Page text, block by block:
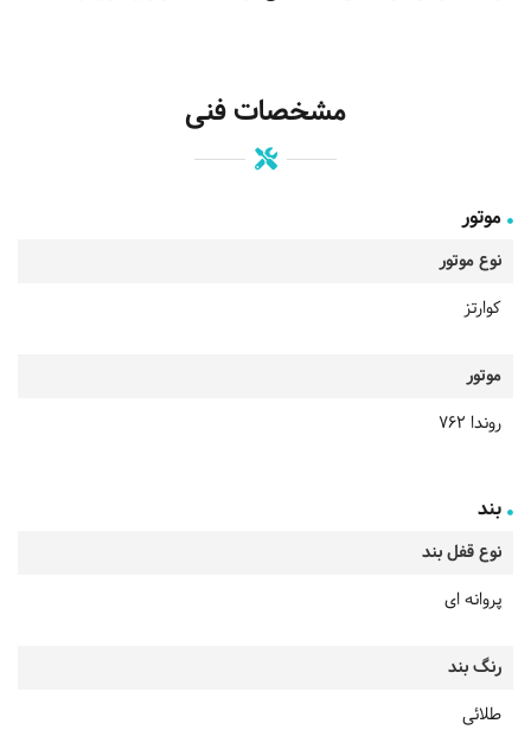
مشخصات فنی
موتور
نوع موتور
کوارتز
موتور
روندا 762
بند
نوع قفل بند
پروانه ای
رنگ بند
طلائی